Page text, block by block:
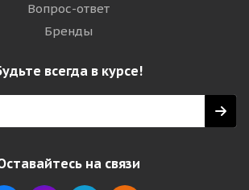
Вопрос-ответ
Бренды
всегда в курсе!
на связи